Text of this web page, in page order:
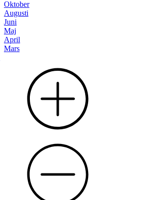
Oktober
Augusti
Juni
Maj
April
Mars